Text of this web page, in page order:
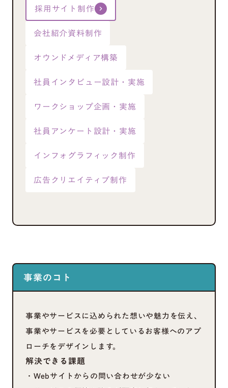
採用サイト制作
keyboard_arrow_right
会社紹介資料制作
オウンドメディア構築
社員インタビュー設計・実施
ワークショップ企画・実施
社員アンケート設計・実施
インフォグラフィック制作
広告クリエイティブ制作
事業のコト
事業やサービスに込められた想いや魅力を伝え、
事業やサービスを必要としているお客様へのアプ
ローチをデザインします。
解決できる課題
・Webサイトからの問い合わせが少ない